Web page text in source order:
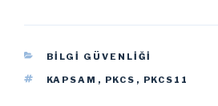
KATEGORILER
BILGI GÜVENLIĞI
ETIKETLER
KAPSAM , PKCS , PKCS11